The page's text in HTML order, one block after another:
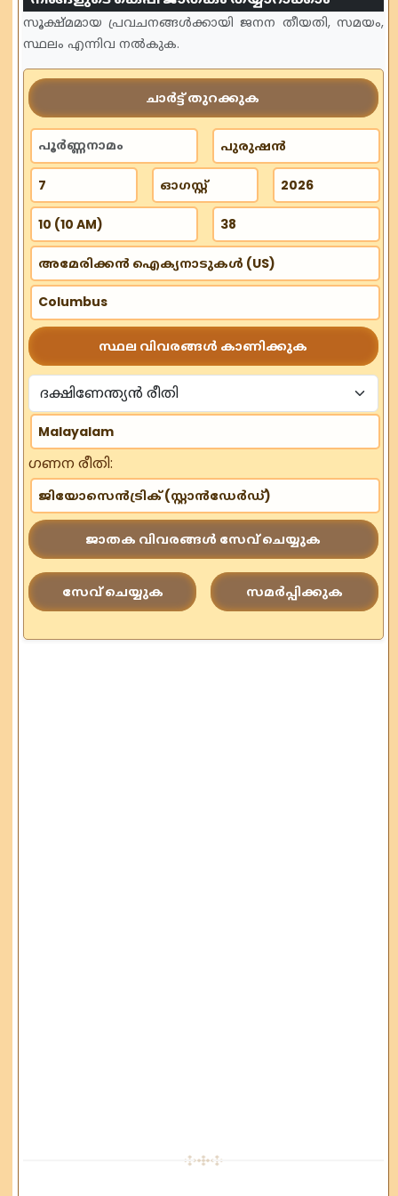
സൂക്ഷ്മമായ പ്രവചനങ്ങൾക്കായി ജനന തീയതി, സമയം,
സ്ഥലം എന്നിവ നൽകുക.
ചാർട്ട് തുറക്കുക
സ്ഥല വിവരങ്ങൾ കാണിക്കുക
ഗണന രീതി:
ജാതക വിവരങ്ങൾ സേവ് ചെയ്യുക
സേവ് ചെയ്യുക സമർപ്പിക്കുക